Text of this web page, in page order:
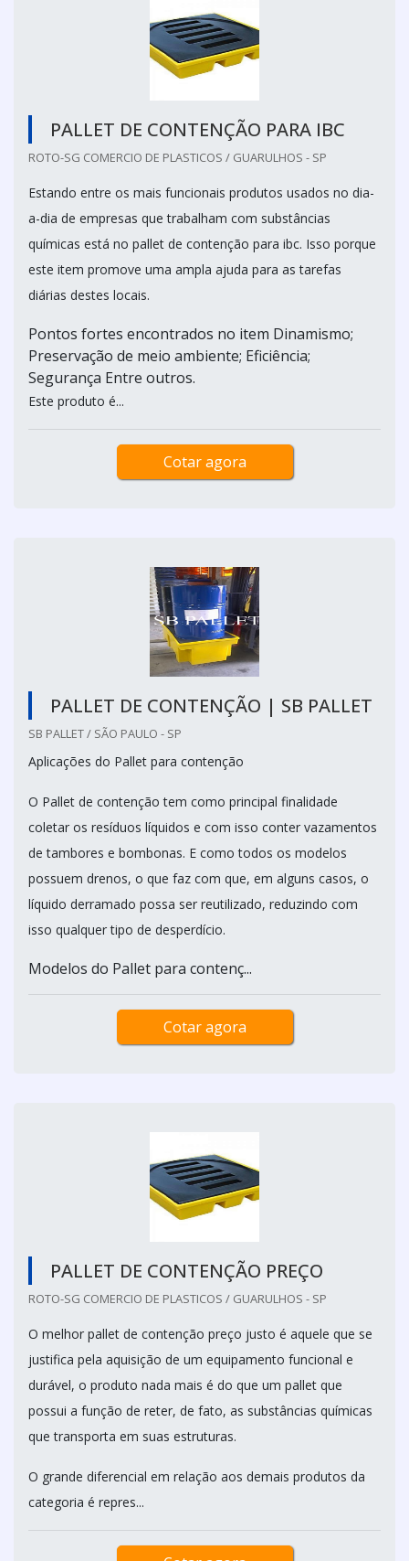
PALLET DE CONTENÇÃO PARA IBC
ROTO-SG COMERCIO DE PLASTICOS / GUARULHOS - SP
Estando entre os mais funcionais produtos usados no dia-
a-dia de empresas que trabalham com substâncias
químicas está no pallet de contenção para ibc. Isso porque
este item promove uma ampla ajuda para as tarefas
diárias destes locais.
Pontos fortes encontrados no item Dinamismo;
Preservação de meio ambiente; Eficiência;
Segurança Entre outros.
Este produto é...
Cotar agora
PALLET DE CONTENÇÃO | SB PALLET
SB PALLET / SÃO PAULO - SP
Aplicações do Pallet para contenção
O Pallet de contenção tem como principal finalidade
coletar os resíduos líquidos e com isso conter vazamentos
de tambores e bombonas. E como todos os modelos
possuem drenos, o que faz com que, em alguns casos, o
líquido derramado possa ser reutilizado, reduzindo com
isso qualquer tipo de desperdício.
Modelos do Pallet para contenç...
Cotar agora
PALLET DE CONTENÇÃO PREÇO
ROTO-SG COMERCIO DE PLASTICOS / GUARULHOS - SP
O melhor pallet de contenção preço justo é aquele que se
justifica pela aquisição de um equipamento funcional e
durável, o produto nada mais é do que um pallet que
possui a função de reter, de fato, as substâncias químicas
que transporta em suas estruturas.
O grande diferencial em relação aos demais produtos da
categoria é repres...